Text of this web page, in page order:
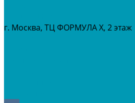
г. Москва, ТЦ ФОРМУЛА Х, 2 этаж